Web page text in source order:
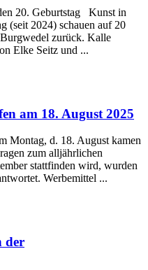
20. Geburtstag Kunst in
(seit 2024) schauen auf 20
zurück. Kalle
Elke Seitz und ...
am 18. August 2025
Montag, d. 18. August kamen
zum alljährlichen
stattfinden wird, wurden
Werbemittel ...
der